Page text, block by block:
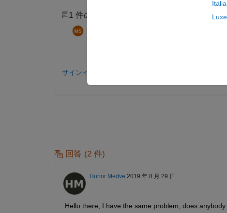
1 件のコメント
サインインしてコメントする。
回答 (2 件)
Hunor Medve 2019 年 8 月 29 日
Hello there, I have the same problem, does
Italia